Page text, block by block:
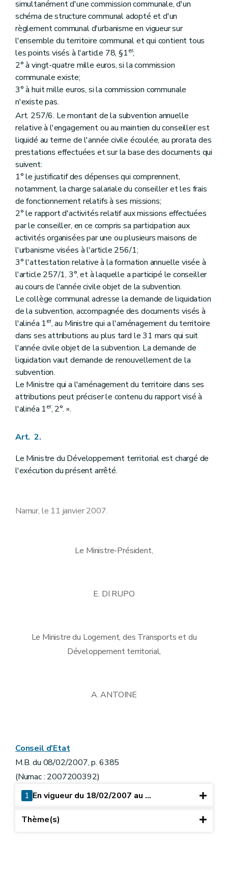
simultanément d'une commission communale, d'un
schéma de structure communal adopté et d'un
règlement communal d'urbanisme en vigueur sur
l'ensemble du territoire communal et qui contient tous
les points visés à l'article 78, §1er;
2° à vingt-quatre mille euros, si la commission
communale existe;
3° à huit mille euros, si la commission communale
n'existe pas.
Art. 257/6. Le montant de la subvention annuelle
relative à l'engagement ou au maintien du conseiller est
liquidé au terme de l'année civile écoulée, au prorata des
prestations effectuées et sur la base des documents qui
suivent:
1° le justificatif des dépenses qui comprennent,
notamment, la charge salariale du conseiller et les frais
de fonctionnement relatifs à ses missions;
2° le rapport d'activités relatif aux missions effectuées
par le conseiller, en ce compris sa participation aux
activités organisées par une ou plusieurs maisons de
l'urbanisme visées à l'article 256/1;
3° l'attestation relative à la formation annuelle visée à
l'article 257/1, 3°, et à laquelle a participé le conseiller
au cours de l'année civile objet de la subvention.
Le collège communal adresse la demande de liquidation
de la subvention, accompagnée des documents visés à
l'alinéa 1er, au Ministre qui a l'aménagement du territoire
dans ses attributions au plus tard le 31 mars qui suit
l'année civile objet de la subvention. La demande de
liquidation vaut demande de renouvellement de la
subvention.
Le Ministre qui a l'aménagement du territoire dans ses
attributions peut préciser le contenu du rapport visé à
l'alinéa 1er, 2°. ».
Art. 2.
Le Ministre du Développement territorial est chargé de
l'exécution du présent arrêté.
Namur, le 11 janvier 2007.
Le Ministre-Président,
E. DI RUPO
Le Ministre du Logement, des Transports et du
Développement territorial,
A. ANTOINE
Conseil d’Etat
M.B. du 08/02/2007, p. 6385
(Numac : 2007200392)
1 En vigueur du 18/02/2007 au ...
Thème(s)